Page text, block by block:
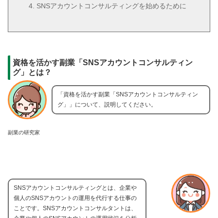
SNSアカウントコンサルティングを始めるために
資格を活かす副業「SNSアカウントコンサルティン
グ」とは？
副業の研究家
「資格を活かす副業「SNSアカウントコンサルティン
グ」」について、説明してください。
SNSアカウントコンサルティングとは、企業や
個人のSNSアカウントの運用を代行する仕事の
ことです。SNSアカウントコンサルタントは、